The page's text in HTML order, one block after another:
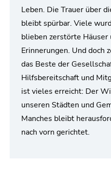
Leben. Die Trauer über
bleibt spürbar. Viele
blieben zerstörte Häuser
Erinnerungen. Und doch
das Beste der
Hilfsbereitschaft und
ist vieles erreicht: Der
unseren Städten und
Manches bleibt
nach vorn gerichtet.